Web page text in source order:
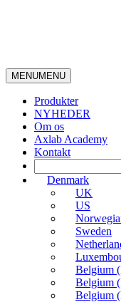
MENUMENU
Produkter
NYHEDER
Om os
Axlab Academy
Kontakt
Denmark
UK
US
Sweden
Belgium
Belgium
Belgium